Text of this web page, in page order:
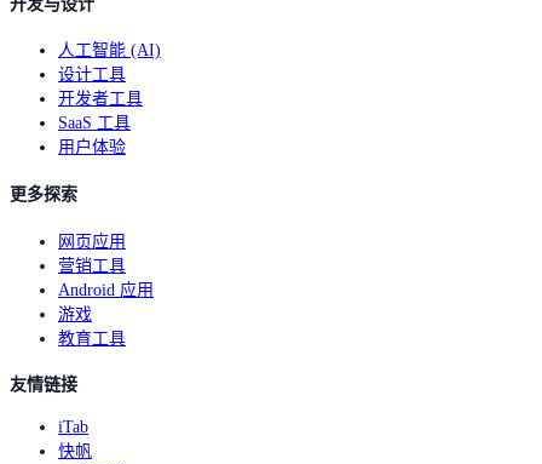
开发与设计
人工智能 (AI)
设计工具
开发者工具
SaaS 工具
用户体验
更多探索
网页应用
营销工具
Android 应用
游戏
教育工具
友情链接
iTab
快帆